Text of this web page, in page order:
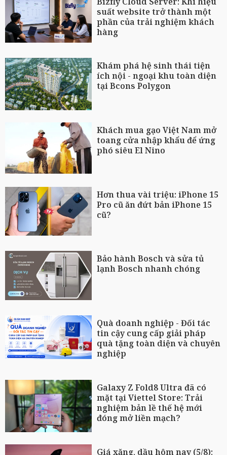
suất website trở thành một
phần của trải nghiệm khách
hàng
Khám phá hệ sinh thái tiện
ích nội - ngoại khu toàn diện
tại Bcons Polygon
Khách mua gạo Việt Nam mở
toang cửa nhập khẩu để ứng
phó siêu El Nino
Hơn thua vài triệu: iPhone 15
Pro cũ ăn đứt bản iPhone 15
cũ?
Bảo hành Bosch và sửa tủ
lạnh Bosch nhanh chóng
Quà doanh nghiệp - Đối tác
tin cậy cung cấp giải pháp
quà tặng toàn diện và chuyên
nghiệp
Galaxy Z Fold8 Ultra đã có
mặt tại Viettel Store: Trải
nghiệm bản lề thế hệ mới
đóng mở liền mạch?
Giá xăng, dầu hôm nay (5/8):